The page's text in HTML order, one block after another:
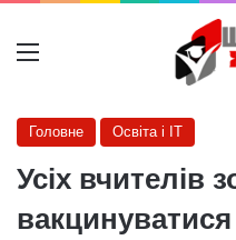
Меню
Головне Освіта і IT
Усіх вчителів